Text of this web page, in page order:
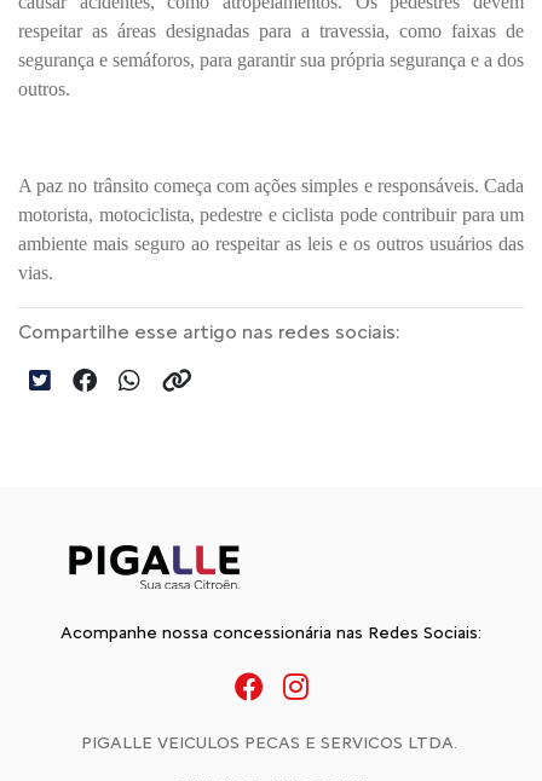
respeitar as áreas designadas para a travessia, como faixas de
segurança e semáforos, para garantir sua própria segurança e a dos
outros.
A paz no trânsito começa com ações simples e responsáveis. Cada
motorista, motociclista, pedestre e ciclista pode contribuir para um
ambiente mais seguro ao respeitar as leis e os outros usuários das
vias.
Compartilhe esse artigo nas redes sociais:
Acompanhe nossa concessionária nas Redes Sociais:
PIGALLE VEICULOS PECAS E SERVICOS LTDA.